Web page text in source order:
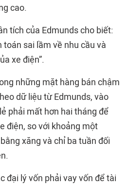
cao.
tích của Edmunds cho biết:
toán sai lầm về nhu cầu và
xe điện”.
những mặt hàng bán chậm
dữ liệu từ Edmunds, vào
phải mất hơn hai tháng để
điện, so với khoảng một
xăng và chỉ ba tuần đối
đại lý vốn phải vay vốn để tài